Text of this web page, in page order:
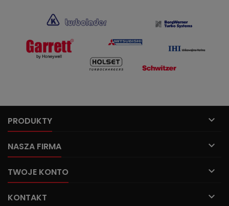
PRODUKTY 
NASZA FIRMA 
TWOJE KONTO 
KONTAKT 